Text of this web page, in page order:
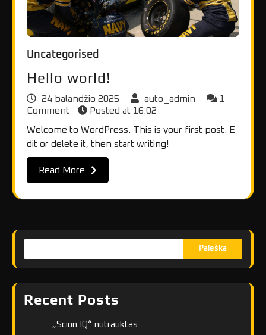
Uncategorised
Hello world!
24 balandžio 2025 auto_admin
1
Comment
Posted at 16:02
Welcome to WordPress. This is your first post. E
dit or delete it, then start writing!
Read More
Paieška
Recent Posts
„Scion IQ“ nutrauktas